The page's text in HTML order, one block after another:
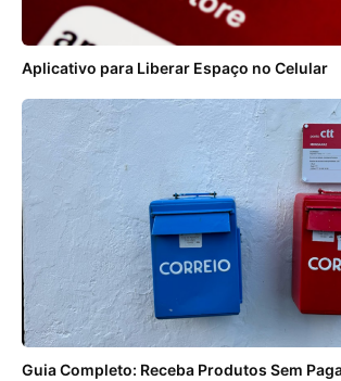
Aplicativo para Liberar Espaço no Celular
Guia Completo: Receba Produtos Sem